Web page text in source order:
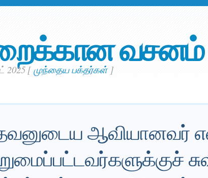
வசனம்
2025[முந்தைய பக்தர்கள்]
ஆவியானவர்